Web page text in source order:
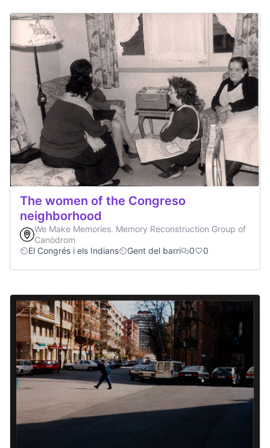
The women of the Congreso
neighborhood
We Make Memories. Memory Reconstruction Group of
Canòdrom
El Congrés i els Indians
Gent del barri 0 0